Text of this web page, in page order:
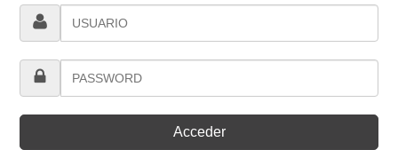
Acceder